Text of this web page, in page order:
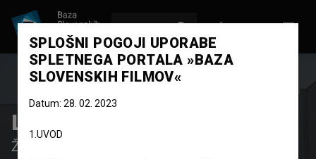
Lopte
Žoge
SPLOŠNI POGOJI UPORABE
SPLETNEGA PORTALA »BAZA
SLOVENSKIH FILMOV«
Datum: 28. 02. 2023
1.UVOD